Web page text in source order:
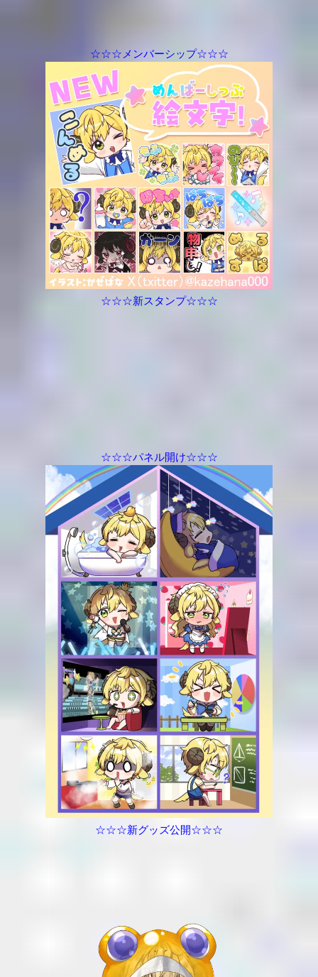
☆☆☆メンバーシップ☆☆☆
☆☆☆新スタンプ☆☆☆
☆☆☆パネル開け☆☆☆
☆☆☆新グッズ公開☆☆☆